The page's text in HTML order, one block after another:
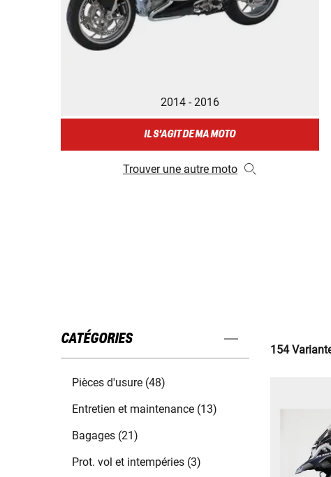
2014 - 2016
IL S'AGIT DE MA MOTO
Trouver une autre moto
CATÉGORIES
Pièces d'usure (48)
Entretien et maintenance (13)
Bagages (21)
Prot. vol et intempéries (3)
154